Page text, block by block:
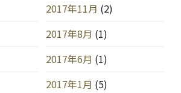
2017年11月 (2)
2017年8月 (1)
2017年6月 (1)
2017年1月 (5)